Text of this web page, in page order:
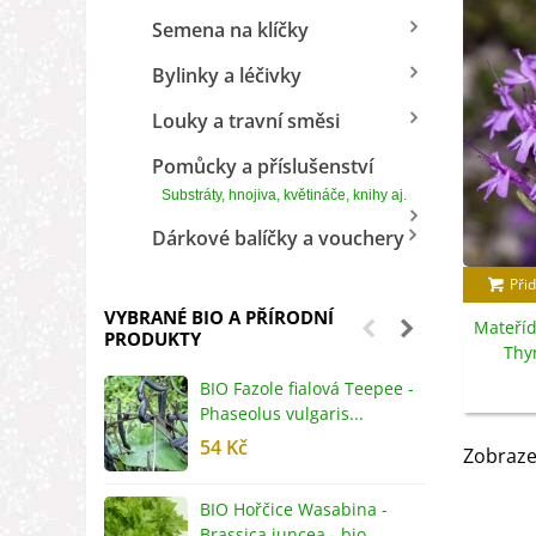
Semena na klíčky
Bylinky a léčivky
Louky a travní směsi
Pomůcky a příslušenství
Substráty, hnojiva, květináče, knihy aj.
Dárkové balíčky a vouchery
VYBRANÉ BIO A PŘÍRODNÍ
PRODUKTY
BIO Fazole fialová Teepee -
Phaseolus vulgaris...
54 Kč
BIO Hořčice Wasabina -